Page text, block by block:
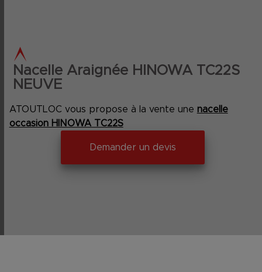
Nacelle Araignée HINOWA TC22S
NEUVE
ATOUTLOC vous propose à la vente une nacelle
occasion HINOWA TC22S
Demander un devis